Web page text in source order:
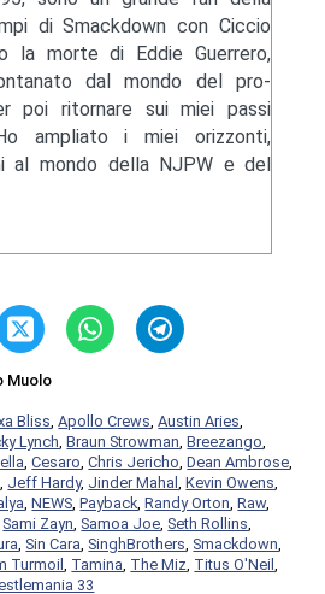
di Smackdown con Ciccio
la morte di Eddie Guerrero,
dal mondo del pro-
poi ritornare sui miei passi
ampliato i miei orizzonti,
al mondo della NJPW e del
Muolo
Bliss ,Apollo Crews ,Austin Aries
Lynch ,Braun Strowman ,Breezango
,Cesaro ,Chris Jericho ,Dean Ambrose
Jeff Hardy, Jinder Mahal ,Kevin Owens
,NEWS ,Payback ,Randy Orton ,Raw,
,Sami Zayn ,Samoa Joe ,Seth Rollins
,Sin Cara ,SinghBrothers ,Smackdown
Turmoil Tamina The Miz Titus O'Neil
33